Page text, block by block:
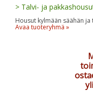
> Talvi- ja
Housut kylmään säähän
Avaa tuoteryhmä »